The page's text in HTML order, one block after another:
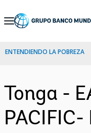
Skip
Navigation
ENTENDIENDO LA POBREZA
Tonga -